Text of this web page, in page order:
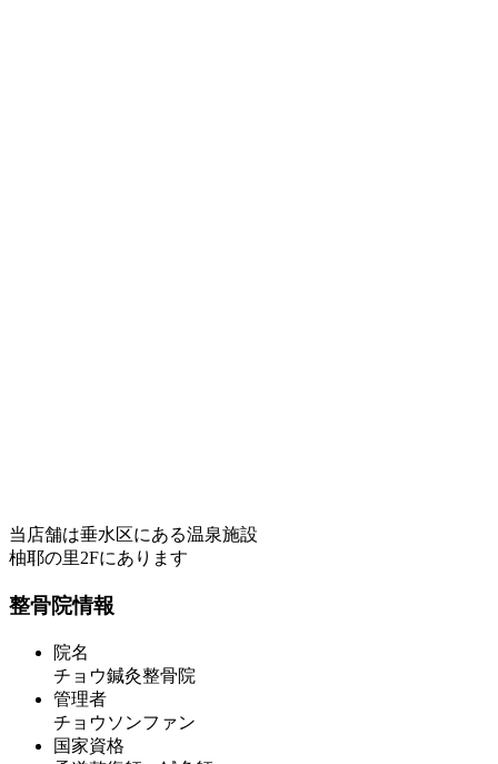
当店舗は垂水区にある温泉施設
柚耶の里2Fにあります
整骨院情報
院名
チョウ鍼灸整骨院
管理者
チョウソンファン
国家資格